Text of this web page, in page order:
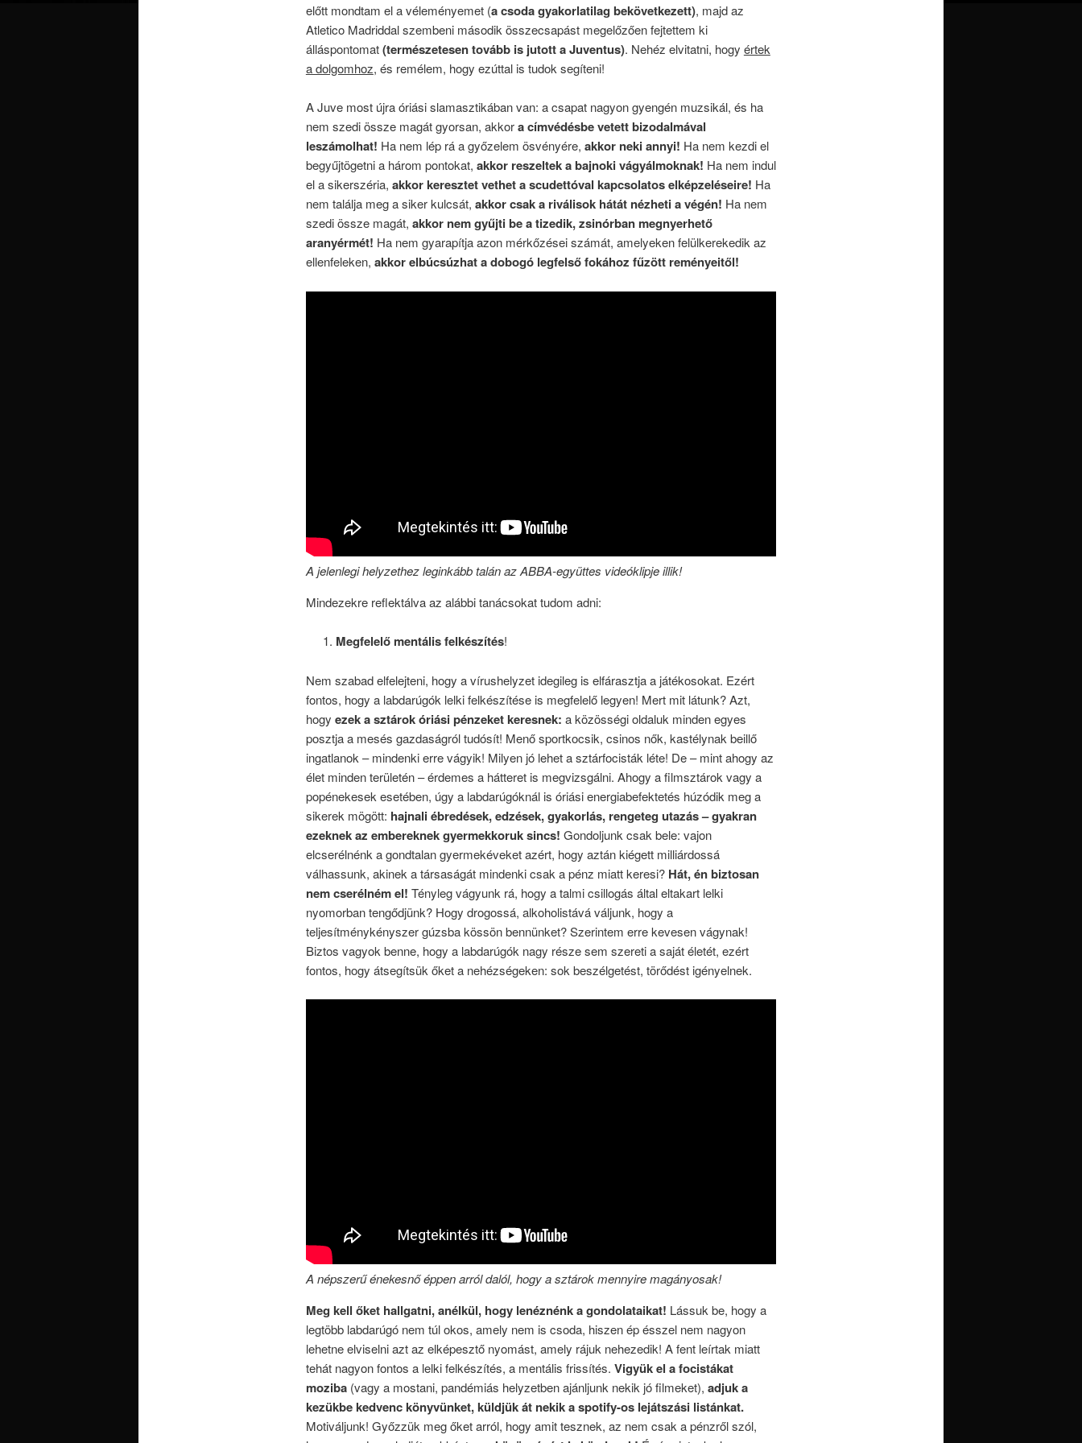
előtt mondtam el a véleményemet (a csoda gyakorlatilag bekövetkezett), majd az
Atletico Madriddal szembeni második összecsapást megelőzően fejtettem ki
álláspontomat(természetesen tovább is jutott a Juventus). Nehéz elvitatni, hogy értek
a dolgomhoz, és remélem, hogy ezúttal is tudok segíteni!
A Juve most újra óriási slamasztikában van: a csapat nagyon gyengén muzsikál, és ha
nem szedi össze magát gyorsan, akkora címvédésbe vetett bizodalmával
leszámolhat! Ha nem lép rá a győzelem ösvényére, akkor neki annyi! Ha nem kezdi el
begyűjtögetni a három pontokat, akkor reszeltek a bajnoki vágyálmoknak! Ha nem indul
el a sikerszéria, akkor keresztet vethet a scudettóval kapcsolatos elképzeléseire! Ha
nem találja meg a siker kulcsát, akkor csak a riválisok hátát nézheti a végén! Ha nem
szedi össze magát, akkor nem gyűjti be a tizedik, zsinórban megnyerhető
aranyérmét! Ha nem gyarapítja azon mérkőzései számát, amelyeken felülkerekedik az
ellenfeleken, akkor elbúcsúzhat a dobogó legfelső fokához fűzött reményeitől!
A jelenlegi helyzethez leginkább talán az ABBA-együttes videóklipje illik!
Mindezekre reflektálva az alábbi tanácsokat tudom adni:
Megfelelő mentális felkészítés!
Nem szabad elfelejteni, hogy a vírushelyzet idegileg is elfárasztja a játékosokat. Ezért
fontos, hogy a labdarúgók lelki felkészítése is megfelelő legyen! Mert mit látunk? Azt,
hogy ezek a sztárok óriási pénzeket keresnek: a közösségi oldaluk minden egyes
posztja a mesés gazdaságról tudósít! Menő sportkocsik, csinos nők, kastélynak beillő
ingatlanok – mindenki erre vágyik! Milyen jó lehet a sztárfocisták léte! De – mint ahogy az
élet minden területén – érdemes a hátteret is megvizsgálni. Ahogy a filmsztárok vagy a
popénekesek esetében, úgy a labdarúgóknál is óriási energiabefektetés húzódik meg a
sikerek mögött: hajnali ébredések, edzések, gyakorlás, rengeteg utazás – gyakran
ezeknek az embereknek gyermekkoruk sincs! Gondoljunk csak bele: vajon
elcserélnénk a gondtalan gyermekéveket azért, hogy aztán kiégett milliárdossá
válhassunk, akinek a társaságát mindenki csak a pénz miatt keresi? Hát, én biztosan
nem cserélném el! Tényleg vágyunk rá, hogy a talmi csillogás által eltakart lelki
nyomorban tengődjünk? Hogy drogossá, alkoholistává váljunk, hogy a
teljesítménykényszer gúzsba kössön bennünket? Szerintem erre kevesen vágynak!
Biztos vagyok benne, hogy a labdarúgók nagy része sem szereti a saját életét, ezért
fontos, hogy átsegítsük őket a nehézségeken: sok beszélgetést, törődést igényelnek.
A népszerű énekesnő éppen arról dalól, hogy a sztárok mennyire magányosak!
Meg kell őket hallgatni, anélkül, hogy lenéznénk a gondolataikat! Lássuk be, hogy a
legtöbb labdarúgó nem túl okos, amely nem is csoda, hiszen ép ésszel nem nagyon
lehetne elviselni azt az elképesztő nyomást, amely rájuk nehezedik! A fent leírtak miatt
tehát nagyon fontos a lelki felkészítés, a mentális frissítés. Vigyük el a focistákat
moziba (vagy a mostani, pandémiás helyzetben ajánljunk nekik jó filmeket), adjuk a
kezükbe kedvenc könyvünket, küldjük át nekik a spotify-os lejátszási listánkat.
Motiváljunk! Győzzük meg őket arról, hogy amit tesznek, az nem csak a pénzről szól,